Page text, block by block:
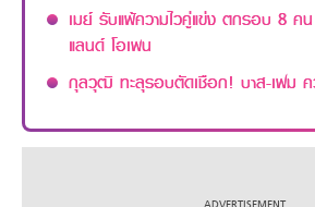
เมย์ รับแพ้ความไวคู่แข่ง ตกรอบ 8 ค
แลนด์ โอเพน
กุลวุฒิ ทะลุรอบตัดเชือก! บาส-เฟม ค